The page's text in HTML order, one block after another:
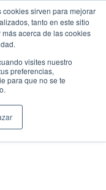
cookies sirven para mejorar
tanto en este sitio
acerca de las cookies
visites nuestro
preferencias,
para que no se te